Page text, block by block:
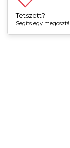
Tetszett?
Segíts egy